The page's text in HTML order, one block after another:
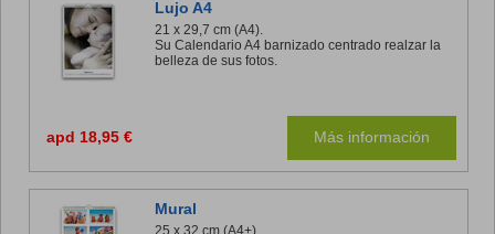
Lujo A4
21 x 29,7 cm (A4).
Su Calendario A4 barnizado centrado realzar la
belleza de sus fotos.
apd 18,95 € Más información
Mural
25 x 32 cm (A4+).